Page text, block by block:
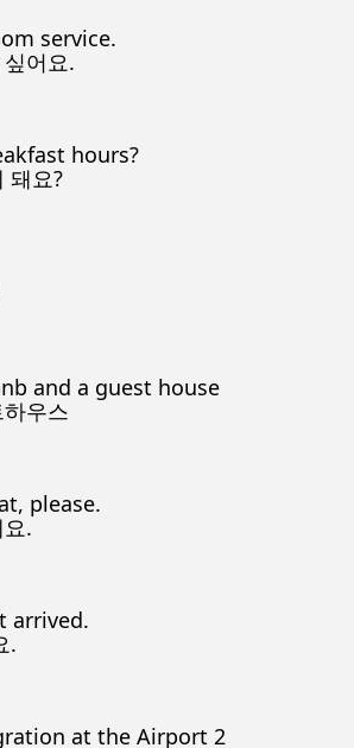
service.
어요.
hours?
돼요?
and a guest house
우스
please.
.
arrived.
.
at the Airport 2